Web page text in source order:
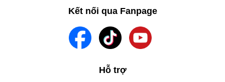
Kết nối qua Fanpage
Hỗ trợ